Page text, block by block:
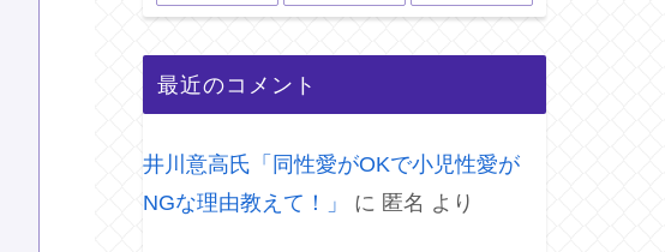
最近のコメント
井川意高氏「同性愛がOKで小児性愛が
NGな理由教えて！」
に 匿名 より